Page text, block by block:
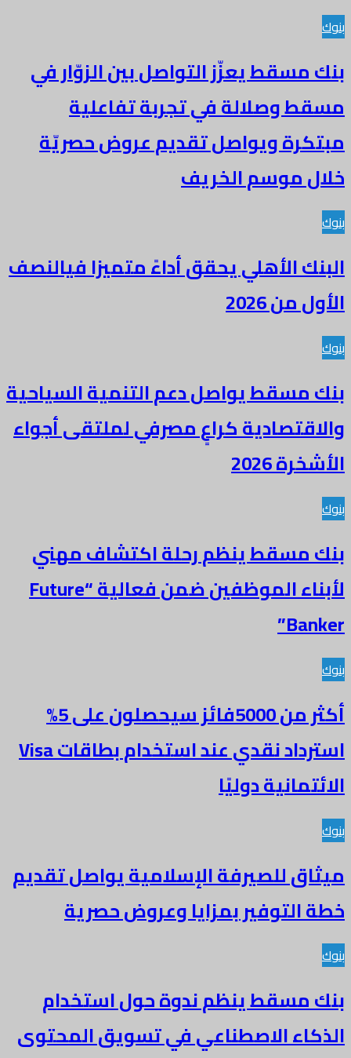
بنوك
بنك مسقط يعزّز التواصل بين الزوّار في
مسقط وصلالة في تجربة تفاعلية
مبتكرة ويواصل تقديم عروض حصريّة
خلال موسم الخريف
بنوك
البنك الأهلي يحقق أداءً متميزا فيالنصف
الأول من 2026
بنوك
بنك مسقط يواصل دعم التنمية السياحية
والاقتصادية كراعٍ مصرفي لملتقى أجواء
الأشخرة 2026
بنوك
بنك مسقط ينظم رحلة اكتشاف مهني
لأبناء الموظفين ضمن فعالية “Future
Banker”
بنوك
أكثر من 5000فائز سيحصلون على 5%
استرداد نقدي عند استخدام بطاقات Visa
الائتمانية دوليًا
بنوك
ميثاق للصيرفة الإسلامية يواصل تقديم
خطة التوفير بمزايا وعروض حصرية
بنوك
بنك مسقط ينظم ندوة حول استخدام
الذكاء الاصطناعي في تسويق المحتوى